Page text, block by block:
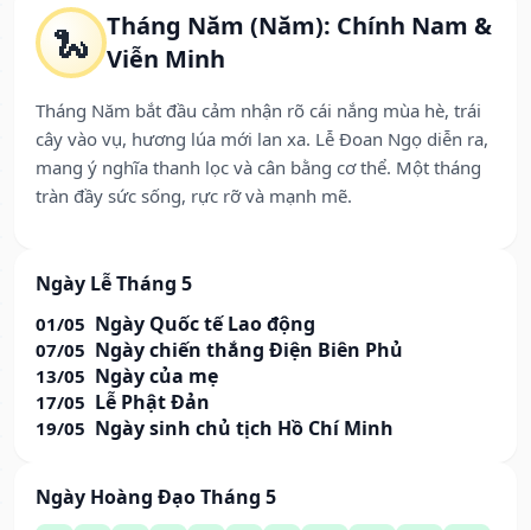
🐍 Tháng Năm (Năm): Chính Nam &
Viễn Minh
Tháng Năm bắt đầu cảm nhận rõ cái nắng mùa hè, trái
cây vào vụ, hương lúa mới lan xa. Lễ Đoan Ngọ diễn ra,
mang ý nghĩa thanh lọc và cân bằng cơ thể. Một tháng
tràn đầy sức sống, rực rỡ và mạnh mẽ.
Ngày Lễ Tháng 5
01/05 Ngày Quốc tế Lao động
07/05 Ngày chiến thắng Điện Biên Phủ
13/05 Ngày của mẹ
17/05 Lễ Phật Đản
19/05 Ngày sinh chủ tịch Hồ Chí Minh
Ngày Hoàng Đạo Tháng 5